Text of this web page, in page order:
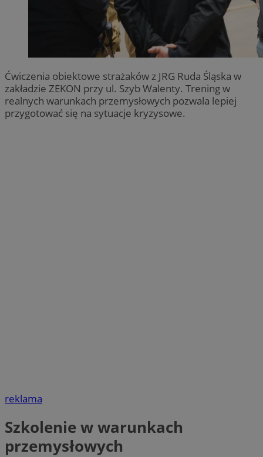
Ćwiczenia obiektowe strażaków z JRG Ruda Śląska w
zakładzie ZEKON przy ul. Szyb Walenty. Trening w
realnych warunkach przemysłowych pozwala lepiej
przygotować się na sytuacje kryzysowe.
reklama
Szkolenie w warunkach
przemysłowych